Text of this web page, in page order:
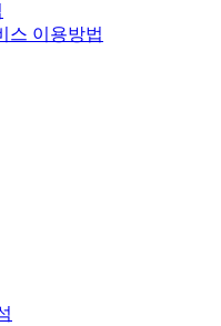
스 이용방법